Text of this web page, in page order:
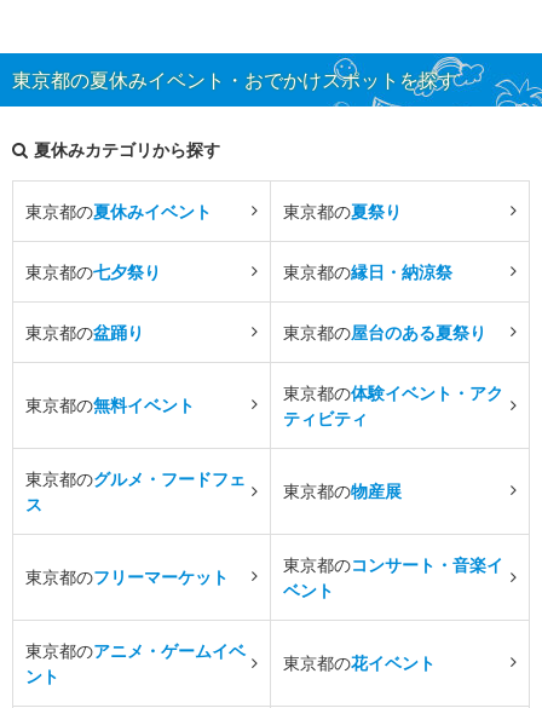
東京都の夏休みイベント・おでかけスポットを探す
夏休みカテゴリから探す
東京都の夏休みイベント 東京都の夏祭り
東京都の七夕祭り 東京都の縁日・納涼祭
東京都の盆踊り 東京都の屋台のある夏祭り
東京都の無料イベント
東京都の体験イベント・アク
ティビティ
東京都のグルメ・フードフェ
ス
東京都の物産展
東京都のフリーマーケット
東京都のコンサート・音楽イ
ベント
東京都のアニメ・ゲームイベ
ント
東京都の花イベント